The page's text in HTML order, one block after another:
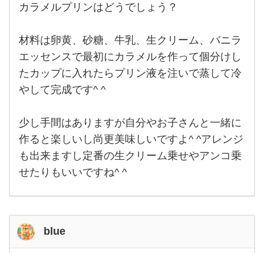
カラ
ンは
でし
ょ
う？
材料
は卵
砂
糖、
牛
乳、
生ク
リー
ム、
カラメルプリンはどうでしょう？
材料は卵黄、砂糖、牛乳、生クリーム、バニラ
エッセンスで最初にカラメルを作って個分けし
たカップに入れたらプリン液を注いで蒸して冷
やして完成です^ ^
少し手間はありますが自分やお子さんと一緒に
作ると楽しいし尚更美味しいですよ^ ^アレンジ
も出来ますし定番の生クリーム乗せやアンコ乗
せたりもいいですね^ ^
blue